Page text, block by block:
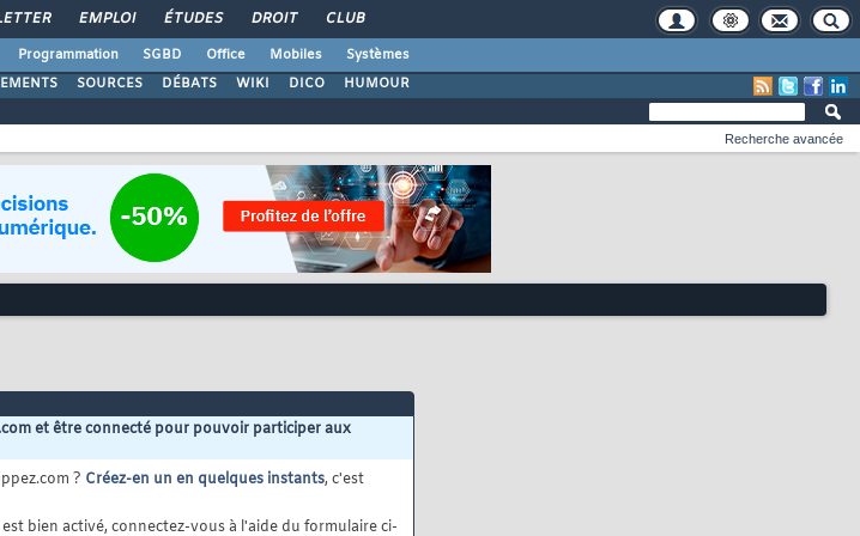
EMPLOI ÉTUDES DROIT CLUB
Programmation SGBD Office Mobiles
Systèmes
SOURCES DÉBATS WIKI DICO HUMOUR
Recherche avancée
et être connecté pour pouvoir participer aux
? Créez-en un en quelques instants, c'est
bien activé, connectez-vous à l'aide du formulaire ci-